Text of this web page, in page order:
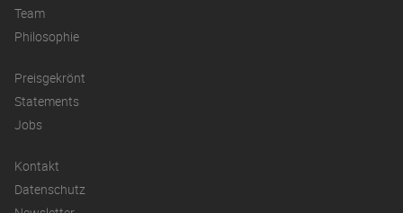
Team
Philosophie
Preisgekrönt
Statements
Jobs
Kontakt
Datenschutz